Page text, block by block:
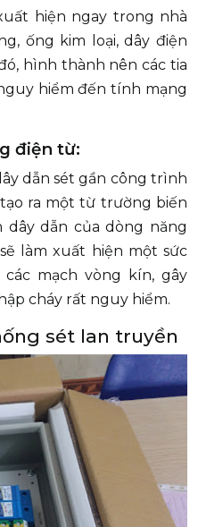
hiện ngay trong nhà
ống kim loại, dây điện
hình thành nên các tia
hiểm đến tính mạng
điện từ:
dẫn sét gần công trình
ra một từ trường biến
dẫn của dòng năng
làm xuất hiện một sức
mạch vòng kín, gây
cháy rất nguy hiểm.
sét lan truyền